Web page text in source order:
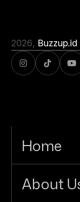
2026, Buzzup.id